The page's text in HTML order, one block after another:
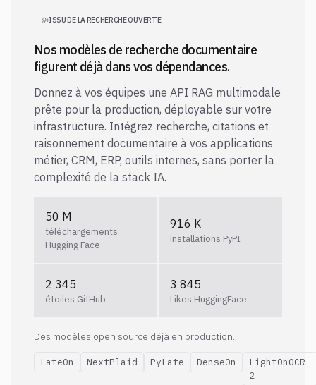
ISSU DE LA RECHERCHE OUVERTE
Nos modèles de recherche documentaire
figurent déjà dans vos dépendances.
Donnez à vos équipes une API RAG multimodale
prête pour la production, déployable sur votre
infrastructure. Intégrez recherche, citations et
raisonnement documentaire à vos applications
métier, CRM, ERP, outils internes, sans porter la
complexité de la stack IA.
50 M
téléchargements
Hugging Face
916 K
installations PyPI
2 345
étoiles GitHub
3 845
Likes HuggingFace
Des modèles open source déjà en production.
LateOn NextPlaid PyLate DenseOn
LightOnOCR-
2